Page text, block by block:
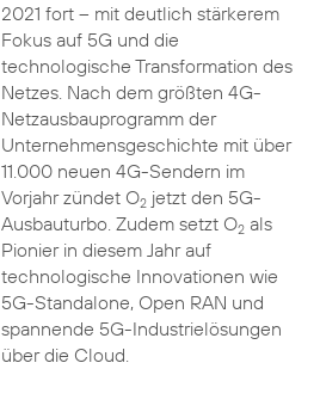
2021 fort – mit deutlich stärkerem
Fokus auf 5G und die
technologische Transformation des
Netzes. Nach dem größten 4G-
Netzausbauprogramm der
Unternehmensgeschichte mit über
11.000 neuen 4G-Sendern im
Vorjahr zündet O2jetzt den 5G-
Ausbauturbo. Zudem setzt O2als
Pionier in diesem Jahr auf
technologische Innovationen wie
5G-Standalone, Open RAN und
spannende 5G-Industrielösungen
über die Cloud.